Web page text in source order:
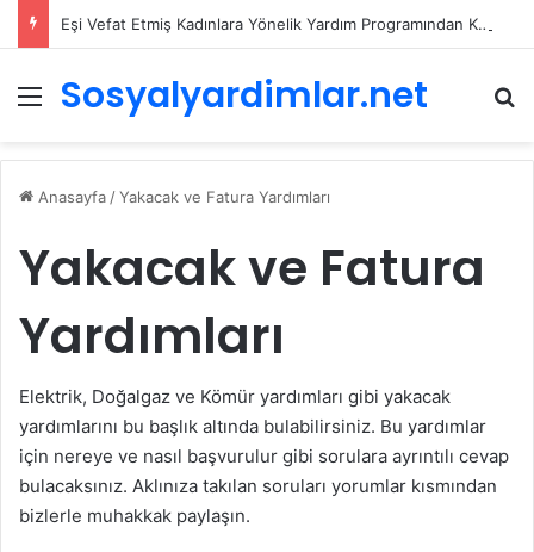
Eşi Vefat Etmiş Kadınlara Yönelik Yardım Programından Kimler Nasıl Faydalanabilir ?
Menü
Sosyalyardimlar.net
Anasayfa /Yakacak ve Fatura Yardımları
Yakacak ve Fatura
Yardımları
Elektrik, Doğalgaz ve Kömür yardımları gibi yakacak
yardımlarını bu başlık altında bulabilirsiniz. Bu yardımlar
için nereye ve nasıl başvurulur gibi sorulara ayrıntılı cevap
bulacaksınız. Aklınıza takılan soruları yorumlar kısmından
bizlerle muhakkak paylaşın.